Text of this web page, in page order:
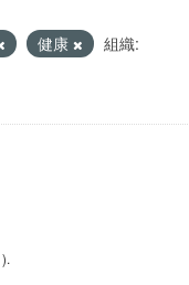
健康
組織:
).